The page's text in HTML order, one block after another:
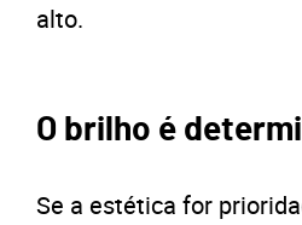
alto.
O brilho é
Se a estética for